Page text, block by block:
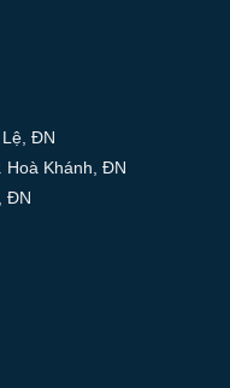
ĐN
Hoà Khánh, ĐN
ĐN